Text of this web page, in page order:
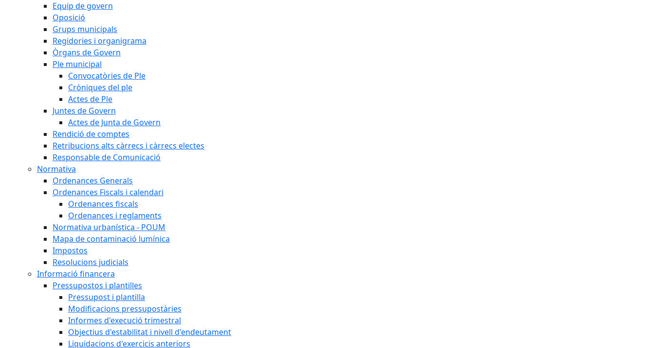
Equip de govern
Oposició
Grups municipals
Regidories i organigrama
Òrgans de Govern
Ple municipal
Convocatòries de Ple
Cròniques del ple
Actes de Ple
Juntes de Govern
Actes de Junta de Govern
Rendició de comptes
Retribucions alts càrrecs i càrrecs electes
Responsable de Comunicació
Normativa
Ordenances Generals
Ordenances Fiscals i calendari
Ordenances fiscals
Ordenances i reglaments
Normativa urbanística - POUM
Mapa de contaminació lumínica
Impostos
Resolucions judicials
Informació financera
Pressupostos i plantilles
Pressupost i plantilla
Modificacions pressupostàries
Informes d'execució trimestral
Objectius d'estabilitat i nivell d'endeutament
Liquidacions d'exercicis anteriors